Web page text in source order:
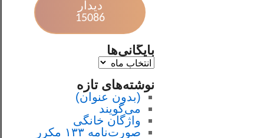
دیدار
15086
بایگانی‌ها
نوشته‌های تازه
(بدون عنوان)
می‌گویند
واژگان خانگی
صورت‌نامه ۱۳۳ مکرر